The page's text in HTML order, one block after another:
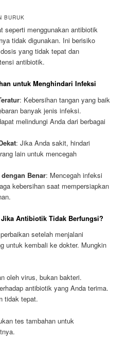
BURUK
seperti menggunakan antibiotik
tidak digunakan. Ini berisiko
yang tidak tepat dan
antibiotik.
untuk Menghindari Infeksi
: Kebersihan tangan yang baik
banyak jenis infeksi.
melindungi Anda dari berbagai
: Jika Anda sakit, hindari
lain untuk mencegah
Benar: Mencegah infeksi
kebersihan saat mempersiapkan
Antibiotik Tidak Berfungsi?
setelah menjalani
untuk kembali ke dokter. Mungkin
oleh virus, bukan bakteri.
antibiotik yang Anda terima.
tidak tepat.
tes tambahan untuk